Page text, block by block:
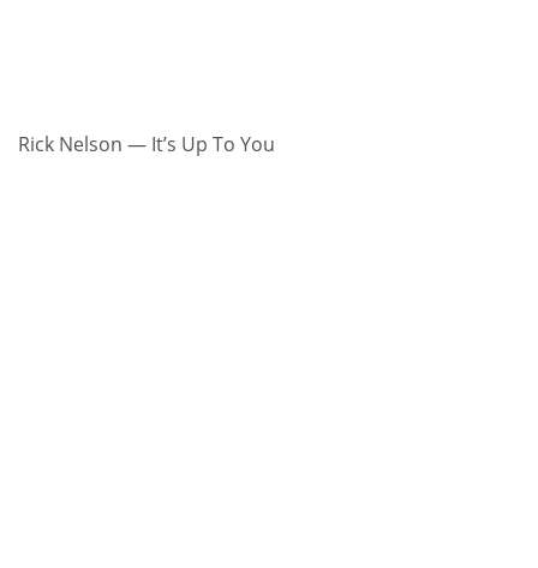
Rick Nelson — It’s Up To You